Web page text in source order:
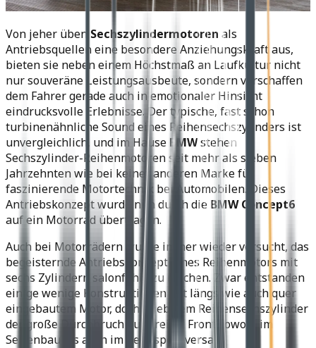
Von jeher üben Sechszylindermotoren als
Antriebsquellen eine besondere Anziehungskraft aus,
bieten sie neben einem Höchstmaß an Laufkultur nicht
nur souveräne Leistungsausbeute, sondern verschaffen
dem Fahrer gerade auch in emotionaler Hinsicht
eindrucksvolle Erlebnisse. Der typische, fast schon
turbinenähnliche Sound eines Reihensechszylinders ist
unvergleichlich, und im Hause BMWstehen
Sechszylinder-Reihenmotoren seit mehr als sieben
Jahrzehnten wie bei keiner anderen Marke für
faszinierende Motortechnik bei Automobilen. Dieses
Antriebskonzept wurde nun durch die BMW Concept6
auf ein Motorrad übertragen.
Auch bei Motorrädern wurde immer wieder versucht, das
begeisternde Antriebskonzept eines Reihenmotors mit
sechs Zylindern salonfähig zu machen. Zwar entstanden
einige wenige Konstruktionen mit längs wie auch quer
eingebautem Motor, doch blieb dem Reihensechszylinder
der große Durchbruch auf breiter Front sowohl im
Serienbau als auch im Rennsport versagt.